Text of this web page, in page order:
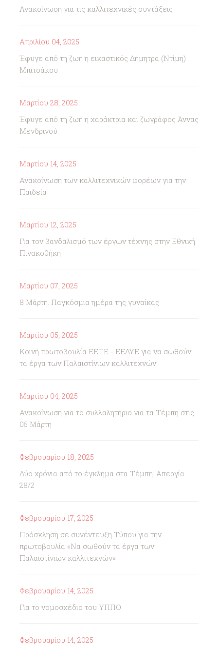
Ανακοίνωση για τις καλλιτεχνικές συντάξεις
Απριλίου 04, 2025
Έφυγε από τη ζωή η εικαστικός Δήμητρα (Ντίμη)
Μπιτσάκου
Μαρτίου 28, 2025
Έφυγε από τη ζωή η χαράκτρια και ζωγράφος Άννας
Μενδρινού
Μαρτίου 14, 2025
Ανακοίνωση των καλλιτεχνικών φορέων για την
Παιδεία
Μαρτίου 12, 2025
Για τον βανδαλισμό των έργων τέχνης στην Εθνική
Πινακοθήκη
Μαρτίου 07, 2025
8 Μάρτη. Παγκόσμια ημέρα της γυναίκας
Μαρτίου 05, 2025
Κοινή πρωτοβουλία ΕΕΤΕ - ΕΕΔΥΕ για να σωθούν
τα έργα των Παλαιστίνιων καλλιτεχνών
Μαρτίου 04, 2025
Ανακοίνωση για το συλλαλητήριο για τα Τέμπη στις
05 Μάρτη
Φεβρουαρίου 18, 2025
Δύο χρόνια από το έγκλημα στα Τέμπη. Απεργία
28/2
Φεβρουαρίου 17, 2025
Πρόσκληση σε συνέντευξη Τύπου για την
πρωτοβουλία «Να σωθούν τα έργα των
Παλαιστίνιων καλλιτεχνών»
Φεβρουαρίου 14, 2025
Για το νομοσχέδιο του ΥΠΠΟ
Φεβρουαρίου 14, 2025